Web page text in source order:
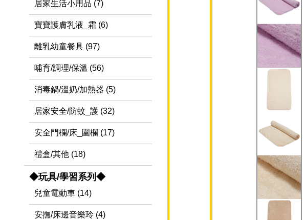
居家生活小用品 (7)
寶寶護膚乳液_霜 (6)
離乳幼童餐具 (97)
哺育/調理/保溫 (56)
消毒鍋/溫奶/加熱器 (5)
居家安全/防蚊_護 (32)
安全門欄/床_圍欄 (17)
禮盒/其他 (18)
◆玩具/學習系列◆
兒童電動車 (14)
安撫/床邊音樂玲 (4)